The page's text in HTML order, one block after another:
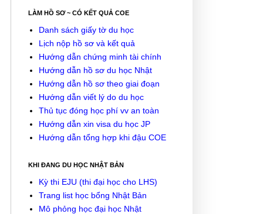
LÀM HỒ SƠ ~ CÓ KẾT QUẢ COE
Danh sách giấy tờ du học
Lịch nộp hồ sơ và kết quả
Hướng dẫn chứng minh tài chính
Hướng dẫn hồ sơ du học Nhật
Hướng dẫn hồ sơ theo giai đoạn
Hướng dẫn viết lý do du học
Thủ tục đóng học phí vv an toàn
Hướng dẫn xin visa du học JP
Hướng dẫn tổng hợp khi đậu COE
KHI ĐANG DU HỌC NHẬT BẢN
Kỳ thi EJU (thi đại học cho LHS)
Trang list học bổng Nhật Bản
Mô phỏng học đại học Nhật